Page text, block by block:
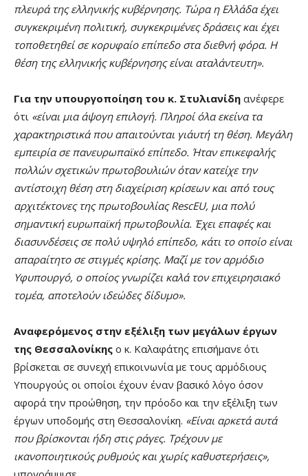
πλευρά της ελληνικής κυβέρνησης. Τώρα η Ελλάδα έχει
συγκεκριμένη πολιτική, συγκεκριμένες δράσεις και έχει
τοποθετηθεί σε κορυφαίο επίπεδο στα διεθνή φόρα. Η
θέση της ελληνικής κυβέρνησης είναι αταλάντευτη».
Για την υπουργοποίηση του κ. Στυλιανίδη ανέφερε
ότι «είναι μια άψογη επιλογή. Πληροί όλα εκείνα τα
χαρακτηριστικά που απαιτούνται γι΄αυτή τη θέση. Μεγάλη
εμπειρία σε πανευρωπαϊκό επίπεδο. Ήταν επικεφαλής
πολλών σχετικών πρωτοβουλιών όταν κατείχε την
αντίστοιχη θέση στη διαχείριση κρίσεων και από τους
αρχιτέκτονες της πρωτοβουλίας RescEU, μια πολύ
σημαντική ευρωπαϊκή πρωτοβουλία. Έχει επαφές και
διασυνδέσεις σε πολύ υψηλό επίπεδο, κάτι το οποίο είναι
απαραίτητο σε στιγμές κρίσης. Μαζί με τον αρμόδιο
Υφυπουργό, ο οποίος γνωρίζει καλά τον επιχειρησιακό
τομέα, αποτελούν ιδεώδες δίδυμο».
Αναφερόμενος στην εξέλιξη των μεγάλων έργων
της Θεσσαλονίκης ο κ. Καλαφάτης επισήμανε ότι
βρίσκεται σε συνεχή επικοινωνία με τους αρμόδιους
Υπουργούς οι οποίοι έχουν έναν βασικό λόγο όσον
αφορά την προώθηση, την πρόοδο και την εξέλιξη των
έργων υποδομής στη Θεσσαλονίκη. «Είναι αρκετά αυτά
που βρίσκονται ήδη στις ράγες. Τρέχουν με
ικανοποιητικούς ρυθμούς και χωρίς καθυστερήσεις»,